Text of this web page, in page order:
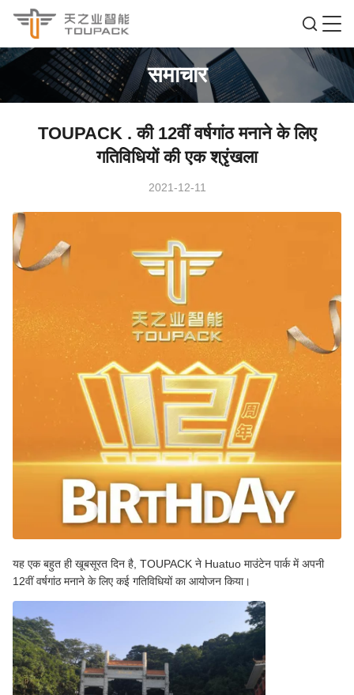
समाचार
TOUPACK . की 12वीं वर्षगांठ मनाने के लिए
गतिविधियों की एक श्रृंखला
2021-12-11
यह एक बहुत ही खूबसूरत दिन है, TOUPACK ने Huatuo माउंटेन पार्क में अपनी
12वीं वर्षगांठ मनाने के लिए कई गतिविधियों का आयोजन किया।